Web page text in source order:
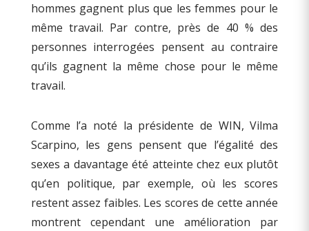
hommes gagnent plus que les femmes pour le
même travail. Par contre, près de 40 % des
personnes interrogées pensent au contraire
qu’ils gagnent la même chose pour le même
travail.
Comme l’a noté la présidente de WIN, Vilma
Scarpino, les gens pensent que l’égalité des
sexes a davantage été atteinte chez eux plutôt
qu’en politique, par exemple, où les scores
restent assez faibles. Les scores de cette année
montrent cependant une amélioration par